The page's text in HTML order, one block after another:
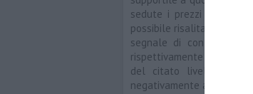
sedute i prezzi sono
possibile risalita. In
segnale di conferma e
rispettivamente di 79,80
del citato livello e
negativamente aprendo